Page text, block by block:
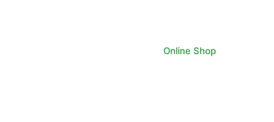
Online Shop